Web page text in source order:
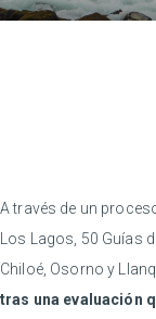
A través de un
Los Lagos, 50 Guías
Chiloé, Osorno y
tras una evaluación